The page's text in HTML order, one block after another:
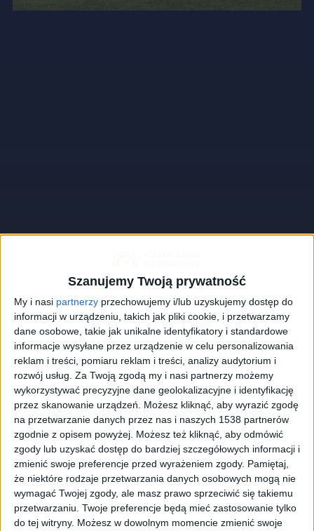
Szanujemy Twoją prywatność
My i nasi partnerzy przechowujemy i/lub uzyskujemy dostęp do
informacji w urządzeniu, takich jak pliki cookie, i przetwarzamy
dane osobowe, takie jak unikalne identyfikatory i standardowe
informacje wysyłane przez urządzenie w celu personalizowania
reklam i treści, pomiaru reklam i treści, analizy audytorium i
rozwój usług. Za Twoją zgodą my i nasi partnerzy możemy
wykorzystywać precyzyjne dane geolokalizacyjne i identyfikację
przez skanowanie urządzeń. Możesz kliknąć, aby wyrazić zgodę
na przetwarzanie danych przez nas i naszych 1538 partnerów
zgodnie z opisem powyżej. Możesz też kliknąć, aby odmówić
zgody lub uzyskać dostęp do bardziej szczegółowych informacji i
zmienić swoje preferencje przed wyrażeniem zgody. Pamiętaj,
że niektóre rodzaje przetwarzania danych osobowych mogą nie
wymagać Twojej zgody, ale masz prawo sprzeciwić się takiemu
przetwarzaniu. Twoje preferencje będą mieć zastosowanie tylko
do tej witryny. Możesz w dowolnym momencie zmienić swoje
zdjęcie ilustracyjneFoto:shutterstock.com/Jarlat Maletych
Wprawdzie wolontariusze z Cars4Ukraine poszukują
samochodów w różnych krajach Europy, ale to
właśnie w Wielkiej Brytanii jest najlepszy rynek na
ich zakup. Jak informuje dziennik "Daily Telegraph",
spośród ok. 150 samochodów pozyskanych już przez
organizację, z Wielkiej Brytanii pochodzi aż dwie
trzecie.